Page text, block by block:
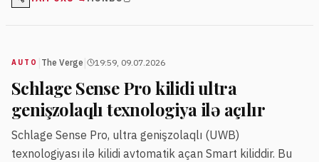
AUTO The Verge 19:59, 09.07.2026
Schlage Sense Pro kilidi ultra
genişzolaqlı texnologiya ilə açılır
Schlage Sense Pro, ultra genişzolaqlı (UWB)
texnologiyası ilə kilidi avtomatik açan Smart kiliddir. Bu